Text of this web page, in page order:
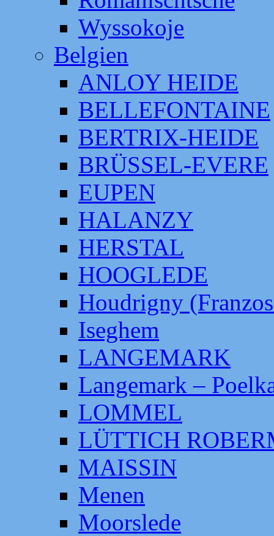
Wyssokoje
Belgien
ANLOY HEIDE
BELLEFONTAINE
BERTRIX-HEIDE
BRÜSSEL-EVERE
EUPEN
HALANZY
HERSTAL
HOOGLEDE
Houdrigny
Iseghem
LANGEMARK
Langemark –
LOMMEL
LÜTTICH
MAISSIN
Menen
Moorslede